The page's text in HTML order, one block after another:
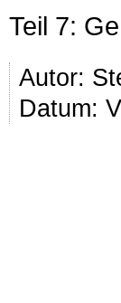
Teil 7:
Autor:
Datum: